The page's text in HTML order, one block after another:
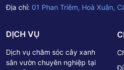
Địa chỉ: 01 Phan Triêm, Hoà Xuân,
DỊCH VỤ
Dịch vụ chăm sóc cây xanh
sân vườn chuyên nghiệp tại